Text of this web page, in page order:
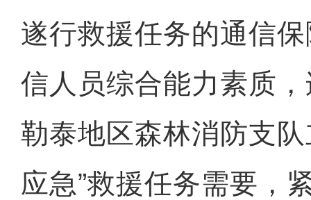
遂行救援任务的通信
信人员综合能力素质
勒泰地区森林消防支
应急”救援任务需要，